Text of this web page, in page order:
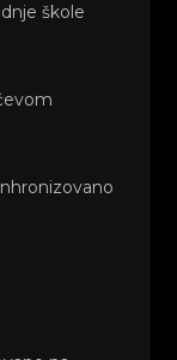
škole